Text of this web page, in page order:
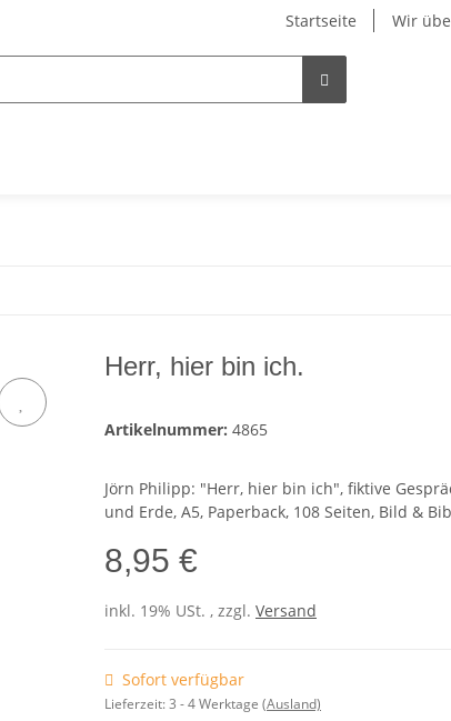
Startseite Wir
Herr, hier bin ich.
Artikelnummer: 4865
Jörn Philipp: "Herr, hier bin ich", fiktive
und Erde, A5, Paperback, 108 Seiten, Bild &
8,95 €
inkl. 19% USt. , zzgl. Versand
Sofort verfügbar
Lieferzeit:3 - 4 Werktage (Ausland)